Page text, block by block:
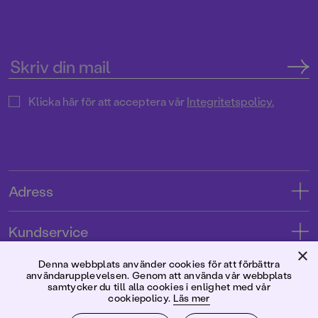
Klicka här för att acceptera vårIntegritetspolicy.
Adress
Tryckerigatan 4
Kundservice
Kontakta oss
Kundservice
Användarvillkor intressenter
Förlaget
×
Denna webbplats använder cookies för att förbättra
användarupplevelsen. Genom att använda vår webbplats
samtycker du till alla cookies i enlighet med vår
cookiepolicy. Läs mer